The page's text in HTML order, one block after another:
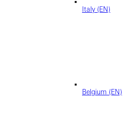
Italy (EN)
Belgium (EN)